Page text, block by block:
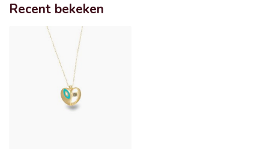
Recent bekeken